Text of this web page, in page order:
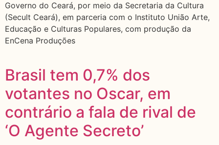
Governo do Ceará, por meio da Secretaria da Cultura
(Secult Ceará), em parceria com o Instituto União Arte,
Educação e Culturas Populares, com produção da
EnCena Produções
Brasil tem 0,7% dos
votantes no Oscar, em
contrário a fala de rival de
‘O Agente Secreto’